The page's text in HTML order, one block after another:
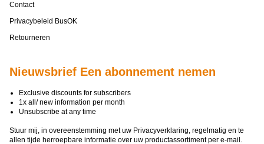
Contact
Privacybeleid BusOK
Retourneren
Nieuwsbrief Een abonnement nemen
Exclusive discounts for subscribers
1x all/ new information per month
Unsubscribe at any time
Stuur mij, in overeenstemming met uw Privacyverklaring, regelmatig en te
allen tijde herroepbare informatie over uw productassortiment per e-mail.